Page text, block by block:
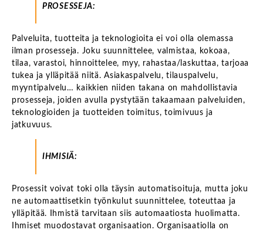
PROSESSEJA:
Palveluita, tuotteita ja teknologioita ei voi olla olemassa
ilman prosesseja. Joku suunnittelee, valmistaa, kokoaa,
tilaa, varastoi, hinnoittelee, myy, rahastaa/laskuttaa, tarjoaa
tukea ja ylläpitää niitä. Asiakaspalvelu, tilauspalvelu,
myyntipalvelu… kaikkien niiden takana on mahdollistavia
prosesseja, joiden avulla pystytään takaamaan palveluiden,
teknologioiden ja tuotteiden toimitus, toimivuus ja
jatkuvuus.
IHMISIÄ:
Prosessit voivat toki olla täysin automatisoituja, mutta joku
ne automaattisetkin työnkulut suunnittelee, toteuttaa ja
ylläpitää. Ihmistä tarvitaan siis automaatiosta huolimatta.
Ihmiset muodostavat organisaation. Organisaatiolla on